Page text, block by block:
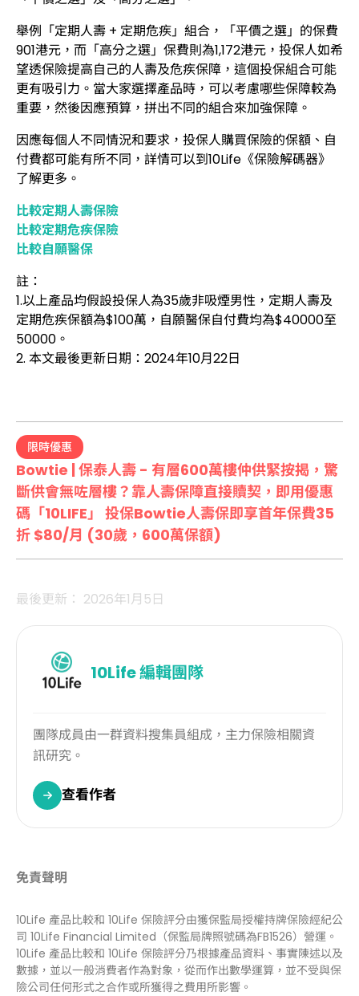
舉例「定期人壽 + 定期危疾」組合，「平價之選」的保費
901港元，而「高分之選」保費則為1,172港元，投保人如希
望透保險提高自己的人壽及危疾保障，這個投保組合可能
更有吸引力。當大家選擇產品時，可以考慮哪些保障較為
重要，然後因應預算，拼出不同的組合來加強保障。
因應每個人不同情況和要求，投保人購買保險的保額、自
付費都可能有所不同，詳情可以到10Life《保險解碼器》
了解更多。
比較定期人壽保險
比較定期危疾保險
比較自願醫保
註：
1.以上產品均假設投保人為35歲非吸煙男性，定期人壽及
定期危疾保額為$100萬，自願醫保自付費均為$40000至
50000。
2. 本文最後更新日期：2024年10月22日
限時優惠
Bowtie | 保泰人壽 - 有層600萬樓仲供緊按揭，驚
斷供會無咗層樓？靠人壽保障直接贖契，即用優惠
碼「10LIFE」 投保Bowtie人壽保即享首年保費35
折 $80/月 (30歲，600萬保額)
最後更新： 2026年1月5日
10Life編輯團隊
團隊成員由一群資料搜集員組成，主力保險相關資
訊研究。
查看作者
免責聲明
10Life 產品比較和 10Life 保險評分由獲保監局授權持牌保險經紀公
司 10Life Financial Limited（保監局牌照號碼為FB1526）營運。
10Life 產品比較和 10Life 保險評分乃根據產品資料、事實陳述以及
數據，並以一般消費者作為對象，從而作出數學運算，並不受與保
險公司任何形式之合作或所獲得之費用所影響。